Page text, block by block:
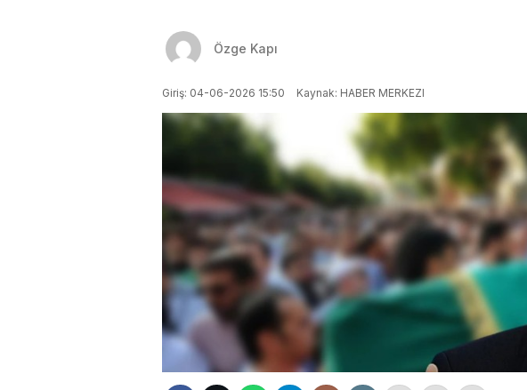
Özge Kapı
Giriş: 04-06-2026 15:50 Kaynak: HABER MERKEZI